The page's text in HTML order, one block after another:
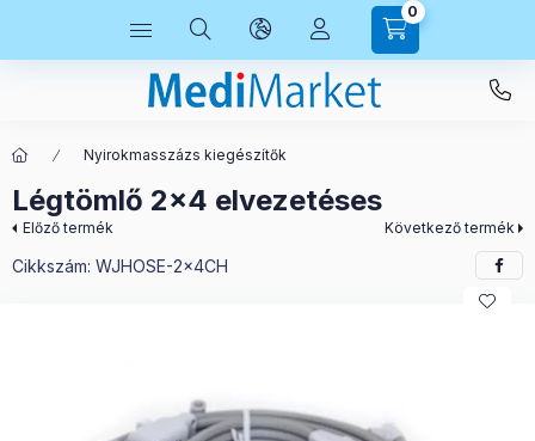
0
Nyirokmasszázs kiegészítők
Légtömlő 2x4 elvezetéses
Előző termék Következő termék
Cikkszám: WJHOSE-2x4CH